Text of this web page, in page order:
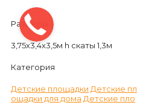
Размеры
3,75х3,4х3,5м h скаты 1,3м
Категория
Детские площадки Детские пл
ощадки для дома Детские пло